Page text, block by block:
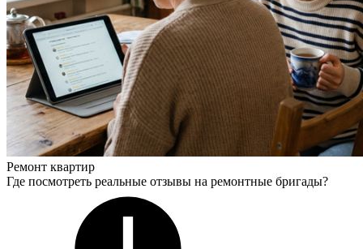
Ремонт квартир
Где посмотреть реальные отзывы на ремонтные бригады?